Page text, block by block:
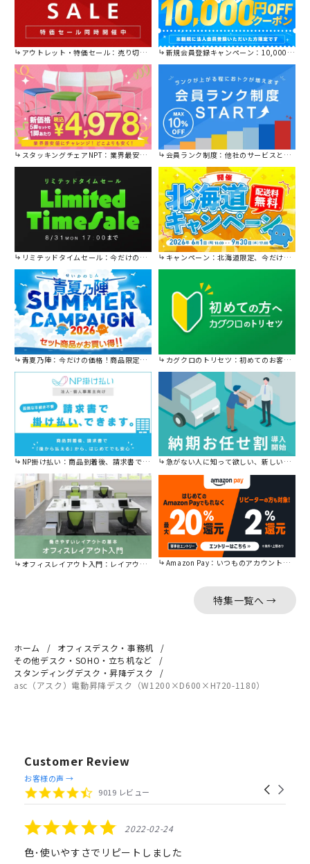
アウトレット・特価セール：売り切れ御免の特別価格！ 新規会員登録キャンペーン：10,000円OFFクーポン進呈中！
スタッキングチェアNPT：業界最安値に挑戦！ 会員ランク制度：他社のサービスと比較してください。
リミテッドタイムセール：今だけの限定セール。 キャンペーン：北海道限定、今だけ送料無料！
青夏乃陣：今だけの価格！商品限定セール開催中です。 カグクロのトリセツ：初めてのお客様はこちら。
NP掛け払い：商品到着後、請求書で後から払えます。 急がない人に知って欲しい、新しい割引を始めました。
オフィスレイアウト入門：レイアウトの基本をご紹介。 Amazon Pay：いつものアカウントで簡単に決済可能。
特集一覧へ →
ホーム
オフィスデスク・事務机
その他デスク・SOHO・立ち机など
スタンディングデスク・昇降デスク
asc（アスク）電動昇降デスク（W1200×D600×H720-1180）
Customer Review
Reviews
carousel
Carousel
arrows
4.4
star
9019 レビュー
お客様の声 →
5.0
star
rating
2022-02-24
色･使いやすさでリピートしました